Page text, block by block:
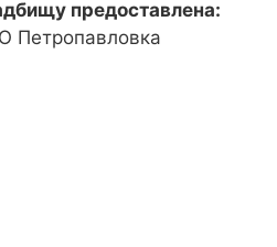
предоставлена:
Петропавловка